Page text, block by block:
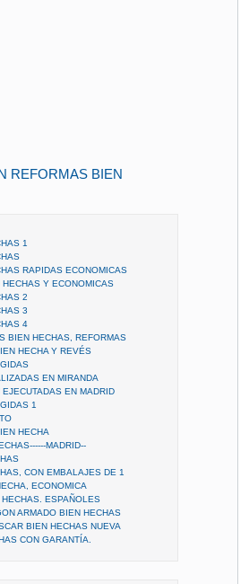
REFORMAS BIEN
1
RAPIDAS ECONOMICAS
Y ECONOMICAS
2
3
4
BIEN HECHAS, REFORMAS
HECHA Y REVÉS
EN MIRANDA
EN MADRID
1
HECHA
MADRID--
CON EMBALAJES DE 1
ECONOMICA
ESPAÑOLES
ARMADO BIEN HECHAS
BIEN HECHAS NUEVA
CON GARANTÍA.